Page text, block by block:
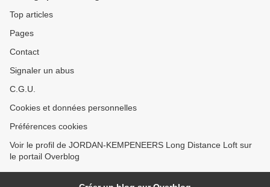
Top articles
Pages
Contact
Signaler un abus
C.G.U.
Cookies et données personnelles
Préférences cookies
Voir le profil de JORDAN-KEMPENEERS Long Distance Loft sur
le portail Overblog